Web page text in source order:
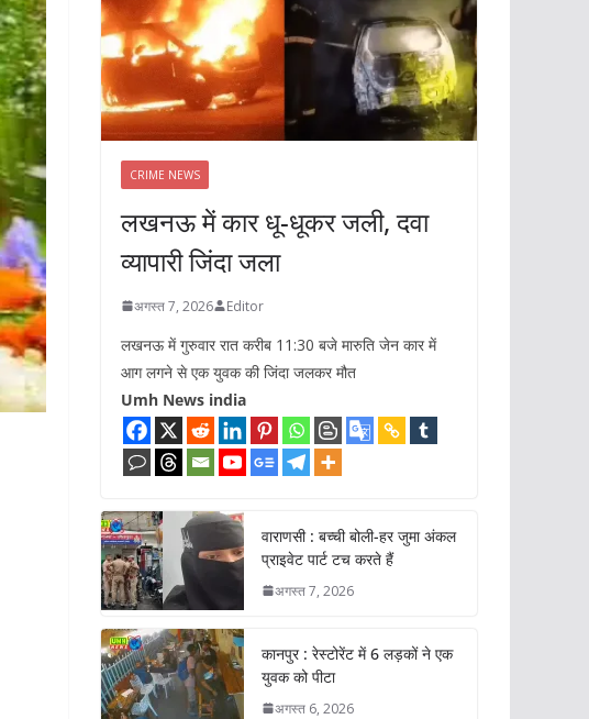
CRIME NEWS
लखनऊ में कार धू-धूकर जली, दवा
व्यापारी जिंदा जला
अगस्त 7, 2026 Editor
लखनऊ में गुरुवार रात करीब 11:30 बजे मारुति जेन कार में
आग लगने से एक युवक की जिंदा जलकर मौत
Umh News india
वाराणसी : बच्ची बोली-हर जुमा अंकल
प्राइवेट पार्ट टच करते हैं
अगस्त 7, 2026
कानपुर : रेस्टोरेंट में 6 लड़कों ने एक
युवक को पीटा
अगस्त 6, 2026